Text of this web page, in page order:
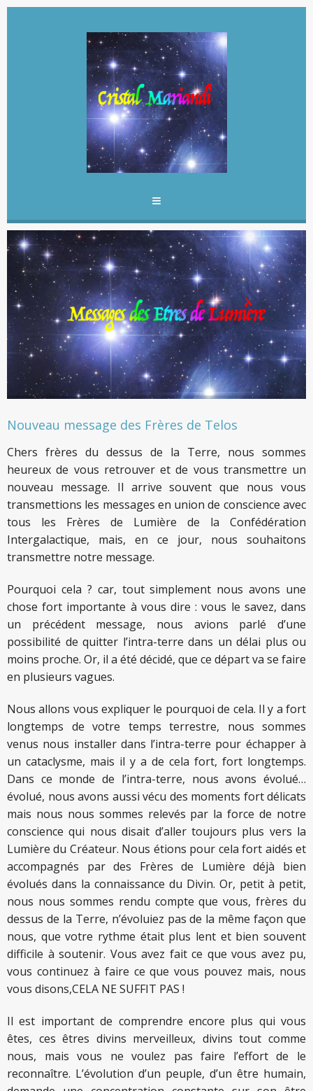
Nouveau message des Frères de Telos
Chers frères du dessus de la Terre, nous sommes
heureux de vous retrouver et de vous transmettre un
nouveau message. Il arrive souvent que nous vous
transmettions les messages en union de conscience avec
tous les Frères de Lumière de la Confédération
Intergalactique, mais, en ce jour, nous souhaitons
transmettre notre message.
Pourquoi cela ? car, tout simplement nous avons une
chose fort importante à vous dire : vous le savez, dans
un précédent message, nous avions parlé d’une
possibilité de quitter l’intra-terre dans un délai plus ou
moins proche. Or, il a été décidé, que ce départ va se faire
en plusieurs vagues.
Nous allons vous expliquer le pourquoi de cela. Il y a fort
longtemps de votre temps terrestre, nous sommes
venus nous installer dans l’intra-terre pour échapper à
un cataclysme, mais il y a de cela fort, fort longtemps.
Dans ce monde de l’intra-terre, nous avons évolué…
évolué, nous avons aussi vécu des moments fort délicats
mais nous nous sommes relevés par la force de notre
conscience qui nous disait d’aller toujours plus vers la
Lumière du Créateur. Nous étions pour cela fort aidés et
accompagnés par des Frères de Lumière déjà bien
évolués dans la connaissance du Divin. Or, petit à petit,
nous nous sommes rendu compte que vous, frères du
dessus de la Terre, n’évoluiez pas de la même façon que
nous, que votre rythme était plus lent et bien souvent
difficile à soutenir. Vous avez fait ce que vous avez pu,
vous continuez à faire ce que vous pouvez mais, nous
vous disons,CELA NE SUFFIT PAS !
Il est important de comprendre encore plus qui vous
êtes, ces êtres divins merveilleux, divins tout comme
nous, mais vous ne voulez pas faire l’effort de le
reconnaître. L’évolution d’un peuple, d’un être humain,